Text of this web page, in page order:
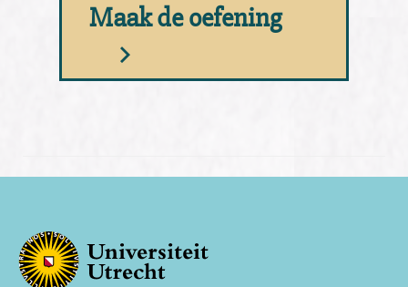
Maak de oefening